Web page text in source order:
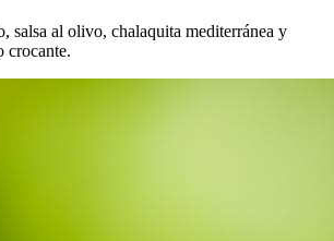
salsa al olivo, chalaquita mediterránea y
crocante.